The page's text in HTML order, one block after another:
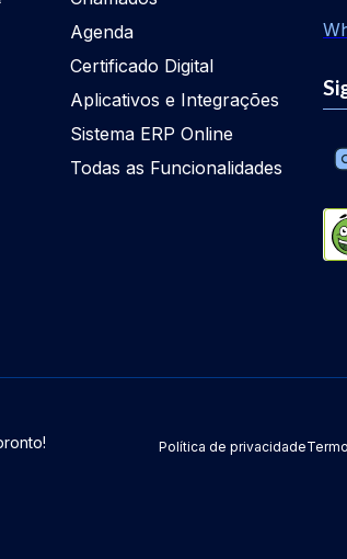
Agenda
Certificado Digital
Aplicativos e Integrações
Sistema ERP Online
Todas as Funcionalidades
Política de privacidade